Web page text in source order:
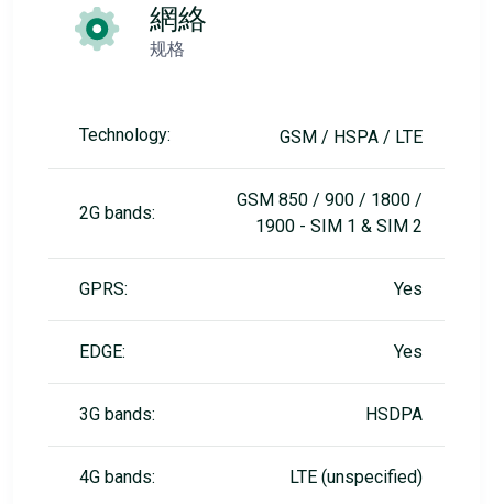
網絡
规格
Technology: GSM / HSPA / LTE
2G bands:
GSM 850 / 900 / 1800 /
1900 - SIM 1 & SIM 2
GPRS: Yes
EDGE: Yes
3G bands: HSDPA
4G bands: LTE (unspecified)